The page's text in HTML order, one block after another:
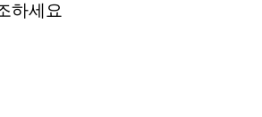
하세요